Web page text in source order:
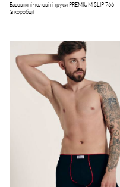
Бавовняні чоловічі труси PREMIUM SLIP 766
(в коробці)